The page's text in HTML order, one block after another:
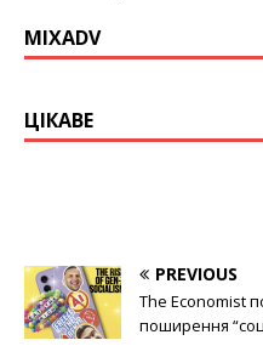
MIXADV
ЦІКАВЕ
PREVIOUS
The Economist
поширення